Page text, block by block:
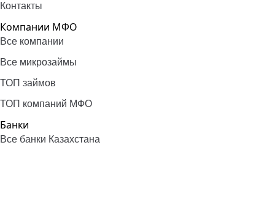
Контакты
Компании МФО
Все компании
Все микрозаймы
ТОП займов
ТОП компаний МФО
Банки
Все банки Казахстана